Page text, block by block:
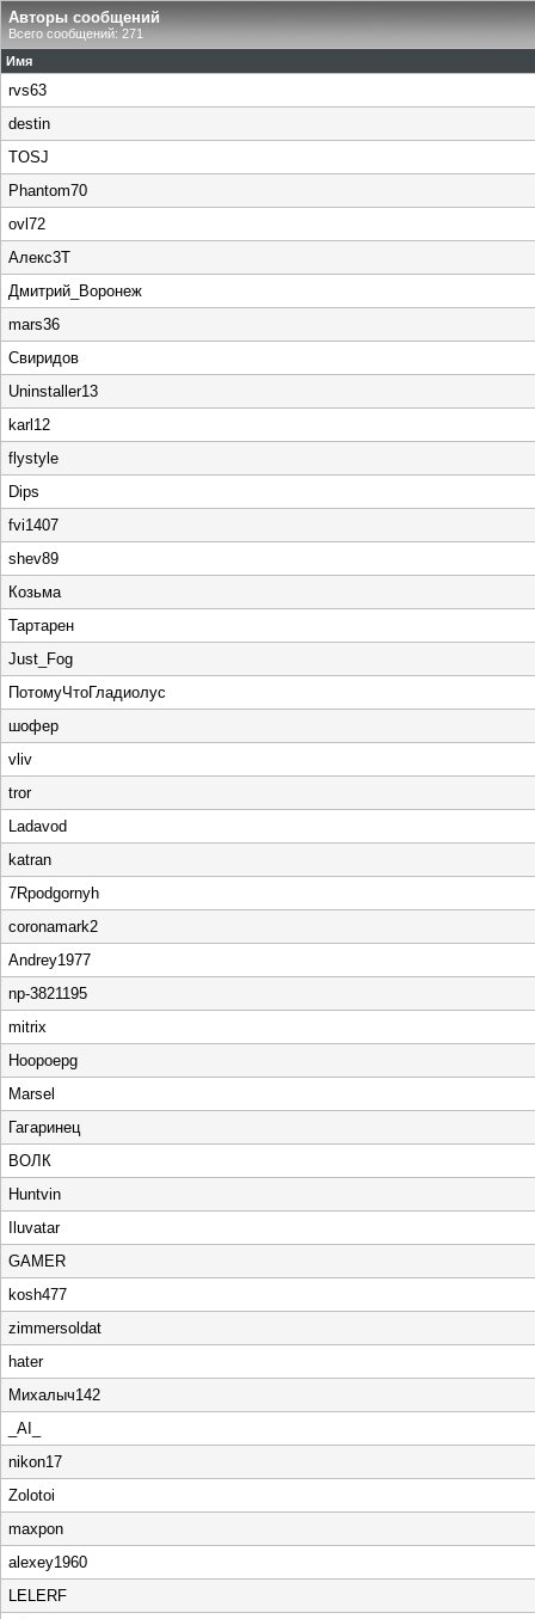
Авторы сообщений
Всего сообщений: 271
Имя
rvs63
destin
TOSJ
Phantom70
ovl72
Алекс3Т
Дмитрий_Воронеж
mars36
Свиридов
Uninstaller13
karl12
flystyle
Dips
fvi1407
shev89
Козьма
Тартарен
Just_Fog
ПотомуЧтоГладиолус
шофер
vliv
tror
Ladavod
katran
7Rpodgornyh
coronamark2
Andrey1977
np-3821195
mitrix
Hoopoepg
Marsel
Гагаринец
ВОЛК
Huntvin
Iluvatar
GAMER
kosh477
zimmersoldat
hater
Михалыч142
_AI_
nikon17
Zolotoi
maxpon
alexey1960
LELERF